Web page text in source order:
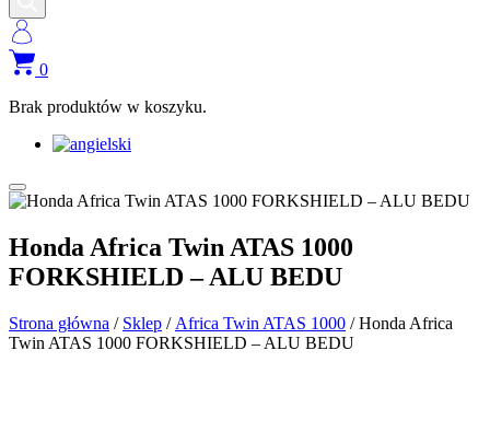
0
Brak produktów w koszyku.
Honda Africa Twin ATAS 1000
FORKSHIELD – ALU BEDU
Strona główna / Sklep / Africa Twin ATAS 1000 / Honda Africa
Twin ATAS 1000 FORKSHIELD – ALU BEDU